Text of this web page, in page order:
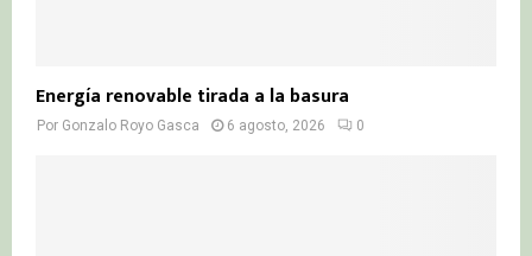
Energía renovable tirada a la basura
Por Gonzalo Royo Gasca 6 agosto, 2026 0